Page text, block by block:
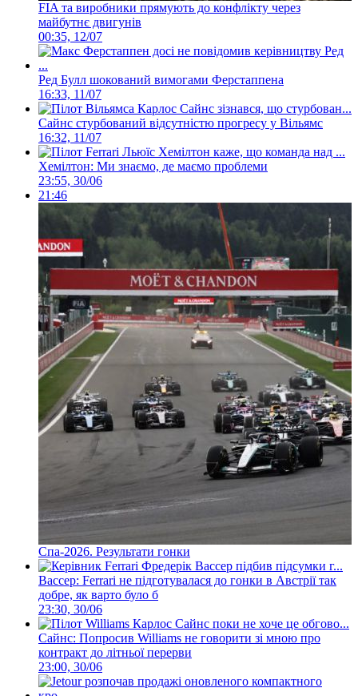
FIA та виробники прямують до конфлікту через
майбутнє двигунів
00:35, 12/07
Ред Булл шокований вимогами Ферстаппена
16:33, 11/07
Сайнс стурбований відсутністю прогресу у Вільямс
16:32, 11/07
Хемілтон: Ми знаємо, де маємо проблеми
23:55, 30/06
21:46
Спа-2026. Результати гонки
Вассер: Ferrari не підготувалася до гонки в Австрії так
добре, як варто було б
23:30, 30/06
Сайнс: Попросив Williams не говорити зі мною про
контракт до літньої перерви
23:00, 30/06